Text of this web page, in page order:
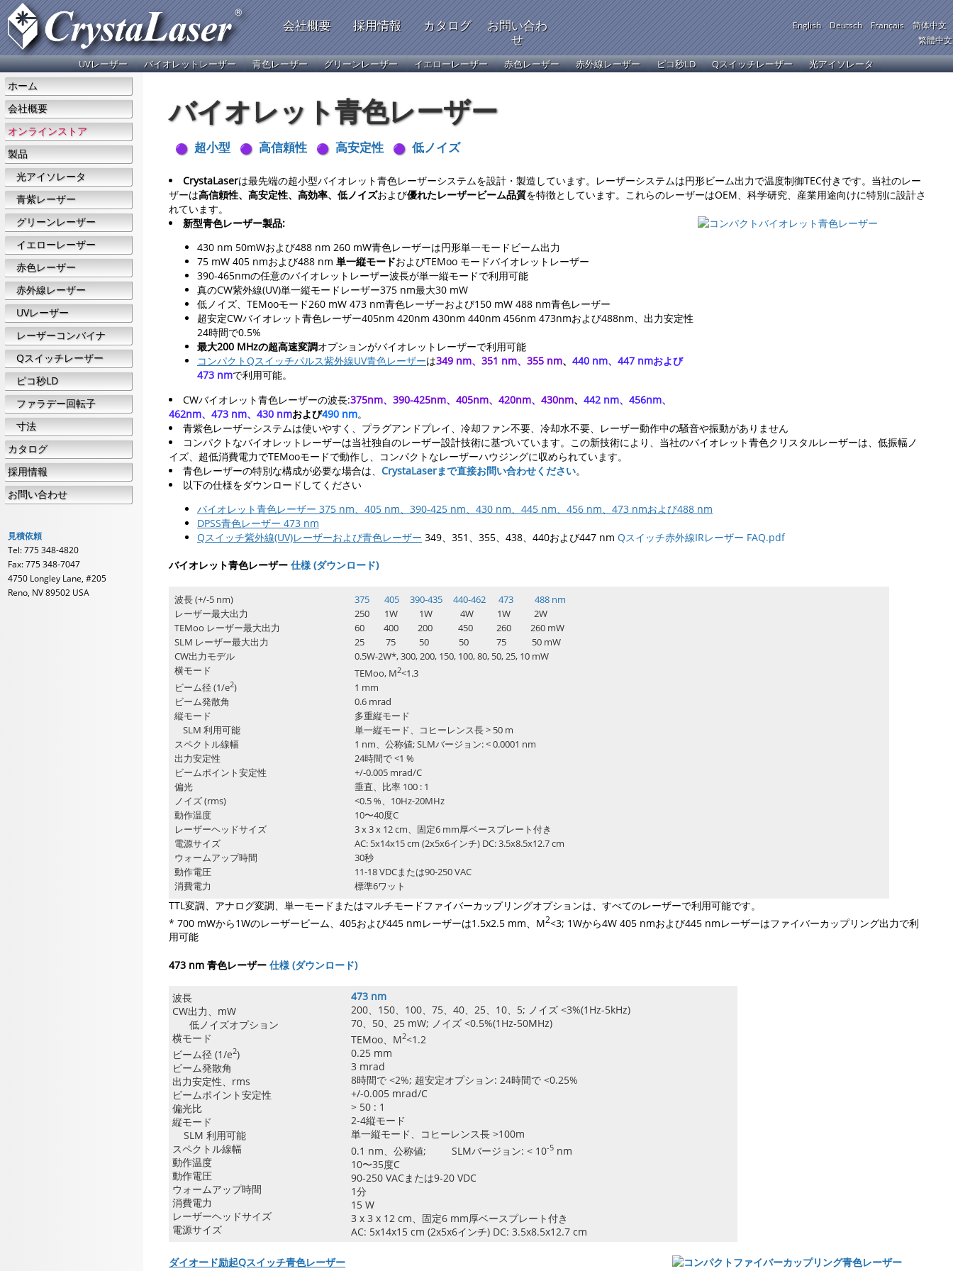
会社概要 採用情報 カタログ
お問い合わ
せ
English Deutsch Français
简体中文
繁體中文
UVレーザー バイオレットレーザー 青色レーザー グリーンレーザー イエローレーザー 赤色レーザー 赤外線レーザー ピコ秒LD Qスイッチレーザー 光アイソレータ
ホーム
会社概要
オンラインストア
製品
光アイソレータ
青紫レーザー
グリーンレーザー
イエローレーザー
赤色レーザー
赤外線レーザー
UVレーザー
レーザーコンバイナ
Qスイッチレーザー
ピコ秒LD
ファラデー回転子
寸法
カタログ
採用情報
お問い合わせ
見積依頼
Tel: 775 348-4820
Fax: 775 348-7047
4750 Longley Lane, #205
Reno, NV 89502 USA
バイオレット青色レーザー
超小型 高信頼性 高安定性 低ノイズ
CrystaLaserは最先端の超小型バイオレット青色レーザーシステムを設計・製造しています。レーザーシステムは円形ビーム出力で温度制御TEC付きです。当社のレー
ザーは高信頼性、高安定性、高効率、低ノイズおよび優れたレーザービーム品質を特徴としています。これらのレーザーはOEM、科学研究、産業用途向けに特別に設計さ
れています。
新型青色レーザー製品:
430 nm 50mWおよび488 nm 260 mW青色レーザーは円形単一モードビーム出力
75 mW 405 nmおよび488 nm 単一縦モードおよびTEMoo モードバイオレットレーザー
390-465nmの任意のバイオレットレーザー波長が単一縦モードで利用可能
真のCW紫外線(UV)単一縦モードレーザー375 nm最大30 mW
低ノイズ、TEMooモード260 mW 473 nm青色レーザーおよび150 mW 488 nm青色レーザー
超安定CWバイオレット青色レーザー405nm 420nm 430nm 440nm 456nm 473nmおよび488nm、出力安定性
24時間で0.5%
最大200 MHzの超高速変調オプションがバイオレットレーザーで利用可能
コンパクトQスイッチパルス紫外線UV青色レーザーは349 nm、351 nm、355 nm、 440 nm、447 nmおよび
473 nmで利用可能。
CWバイオレット青色レーザーの波長:375nm、390-425nm、405nm、420nm、430nm、442 nm、456nm、
462nm、473 nm、430 nmおよび490 nm。
青紫色レーザーシステムは使いやすく、プラグアンドプレイ、冷却ファン不要、冷却水不要、レーザー動作中の騒音や振動がありません
コンパクトなバイオレットレーザーは当社独自のレーザー設計技術に基づいています。この新技術により、当社のバイオレット青色クリスタルレーザーは、低振幅ノ
イズ、超低消費電力でTEMooモードで動作し、コンパクトなレーザーハウジングに収められています。
青色レーザーの特別な構成が必要な場合は、CrystaLaserまで直接お問い合わせください。
以下の仕様をダウンロードしてください
バイオレット青色レーザー 375 nm、405 nm、390-425 nm、430 nm、445 nm、456 nm、473 nmおよび488 nm
DPSS青色レーザー 473 nm
Qスイッチ紫外線(UV)レーザーおよび青色レーザー 349、351、355、438、440および447 nm Qスイッチ赤外線IRレーザー FAQ.pdf
バイオレット青色レーザー 仕様 (ダウンロード)
波長 (+/-5 nm)
レーザー最大出力
TEMoo レーザー最大出力
SLM レーザー最大出力
CW出力モデル
横モード
ビーム径 (1/e2)
ビーム発散角
縦モード
SLM 利用可能
スペクトル線幅
出力安定性
ビームポイント安定性
偏光
ノイズ (rms)
動作温度
レーザーヘッドサイズ
電源サイズ
ウォームアップ時間
動作電圧
消費電力
375 405 390-435 440-462 473 488 nm
250 1W 1W 4W 1W 2W
60 400 200 450 260 260 mW
25 75 50 50 75 50 mW
0.5W-2W*, 300, 200, 150, 100, 80, 50, 25, 10 mW
TEMoo, M2<1.3
1 mm
0.6 mrad
多重縦モード
単一縦モード、コヒーレンス長 > 50 m
1 nm、公称値; SLMバージョン: < 0.0001 nm
24時間で <1 %
+/-0.005 mrad/C
垂直、比率 100 : 1
<0.5 %、10Hz-20MHz
10〜40度C
3 x 3 x 12 cm、固定6 mm厚ベースプレート付き
AC: 5x14x15 cm (2x5x6インチ) DC: 3.5x8.5x12.7 cm
30秒
11-18 VDCまたは90-250 VAC
標準6ワット
TTL変調、アナログ変調、単一モードまたはマルチモードファイバーカップリングオプションは、すべてのレーザーで利用可能です。
* 700 mWから1Wのレーザービーム、405および445 nmレーザーは1.5x2.5 mm、M2<3; 1Wから4W 405 nmおよび445 nmレーザーはファイバーカップリング出力で利
用可能
473 nm 青色レーザー 仕様 (ダウンロード)
波長
CW出力、mW
低ノイズオプション
横モード
ビーム径 (1/e2)
ビーム発散角
出力安定性、rms
ビームポイント安定性
偏光比
縦モード
SLM 利用可能
スペクトル線幅
動作温度
動作電圧
ウォームアップ時間
消費電力
レーザーヘッドサイズ
電源サイズ
473 nm
200、150、100、75、40、25、10、5; ノイズ <3%(1Hz-5kHz)
70、50、25 mW; ノイズ <0.5%(1Hz-50MHz)
TEMoo、M2<1.2
0.25 mm
3 mrad
8時間で <2%; 超安定オプション: 24時間で <0.25%
+/-0.005 mrad/C
> 50 : 1
2-4縦モード
単一縦モード、コヒーレンス長 >100m
0.1 nm、公称値; SLMバージョン: < 10-5 nm
10〜35度C
90-250 VACまたは9-20 VDC
1分
15 W
3 x 3 x 12 cm、固定6 mm厚ベースプレート付き
AC: 5x14x15 cm (2x5x6インチ) DC: 3.5x8.5x12.7 cm
ダイオード励起Qスイッチ青色レーザー